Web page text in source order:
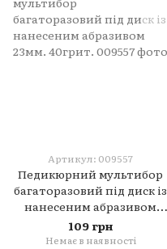
Артикул: 009557
Педикюрний мультибор
багаторазовий під диск із
нанесеним абразивом
23мм. 40грит.
109 грн
Немає в наявності